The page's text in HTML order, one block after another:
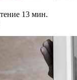
13 мин.